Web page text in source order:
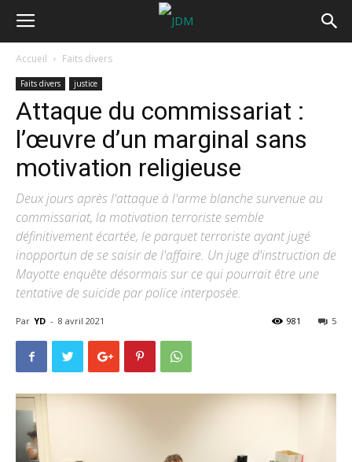
Accueil Faits divers
Faits divers justice
Attaque du commissariat :
l’œuvre d’un marginal sans
motivation religieuse
Deux jours après l'attaque à l'arme blanche survenue au
commissariat, la motivation terroriste semble
définitivement écartée, le parquet terroriste ayant jugé
inopportun de se saisir de l'affaire. Un juge d'instruction de
Mayotte enquête désormais sur ce qui pourrait être une
tentative de suicide par police interposée.
Par YD - 8 avril 2021 5
981